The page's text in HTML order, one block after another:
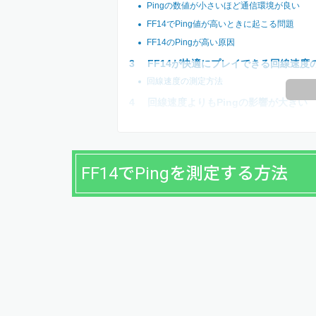
Pingの数値が小さいほど通信環境が良い
FF14でPing値が高いときに起こる問題
FF14のPingが高い原因
FF14が快適にプレイできる回線速度
回線速度の測定方法
回線速度よりもPingの影響が大きい
FF14でPingを測定する方法